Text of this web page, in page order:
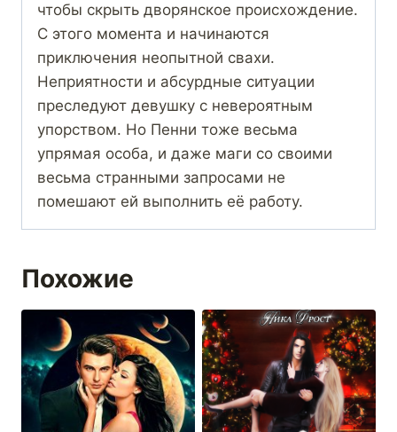
чтобы скрыть дворянское происхождение.
С этого момента и начинаются
приключения неопытной свахи.
Неприятности и абсурдные ситуации
преследуют девушку с невероятным
упорством. Но Пенни тоже весьма
упрямая особа, и даже маги со своими
весьма странными запросами не
помешают ей выполнить её работу.
Похожие